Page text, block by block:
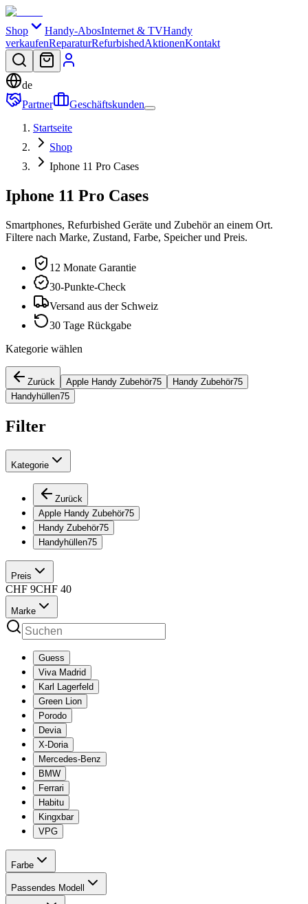
Shop Handy-AbosInternet & TVHandy
verkaufenReparaturRefurbishedAktionenKontakt
de
Partner
Geschäftskunden
Startseite
Shop
Iphone 11 Pro Cases
Iphone 11 Pro Cases
Smartphones, Refurbished Geräte und Zubehör an einem Ort.
Filtere nach Marke, Zustand, Farbe, Speicher und Preis.
12 Monate Garantie
30-Punkte-Check
Versand aus der Schweiz
30 Tage Rückgabe
Kategorie wählen
Zurück Apple Handy Zubehör75 Handy Zubehör75
Handyhüllen75
Filter
Kategorie
Zurück
Apple Handy Zubehör75
Handy Zubehör75
Handyhüllen75
Preis
CHF 9CHF 40
Marke
Guess
Viva Madrid
Karl Lagerfeld
Green Lion
Porodo
Devia
X-Doria
Mercedes-Benz
BMW
Ferrari
Habitu
Kingxbar
VPG
Farbe
Passendes Modell